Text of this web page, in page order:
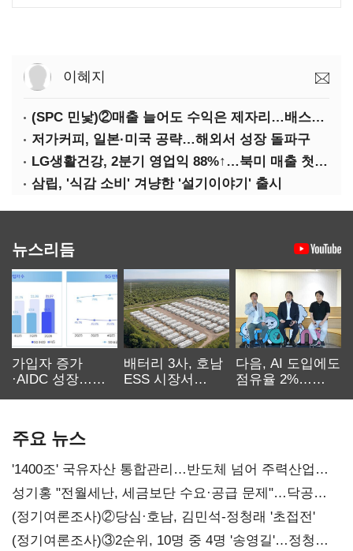
이혜지
(SPC 민낯)②매출 늘어도 수익은 제자리…배스킨라빈스 점주 '속앓이'
저가커피, 일본·미국 공략…해외서 성장 돌파구
LG생활건강, 2분기 영업익 88%↑…북미 매출 첫 중국 추월
삼립, '식감 소비' 겨냥한 '설기이야기' 출시
뉴스리듬
가입자 증가
·AIDC 성장…
배터리 3사, 호남
ESS 시장서
다음, AI 도입에도
점유율 2%…
주요 뉴스
'1400조' 국유자산 통합관리…반도체 넘어 주력산업
구조혁신
성기홍 "전월세난, 세금보단 수요·공급 문제"…닥공
시사
(정기여론조사)②당심·호남, 김민석-정청래 '초접전'
(정기여론조사)③2순위, 10명 중 4명 '송영길'…정청래